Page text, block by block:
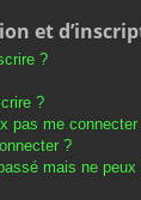
et
?
?
pas me connecter
?
mais ne